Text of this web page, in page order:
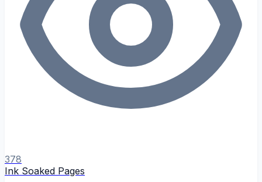
378
Ink Soaked Pages